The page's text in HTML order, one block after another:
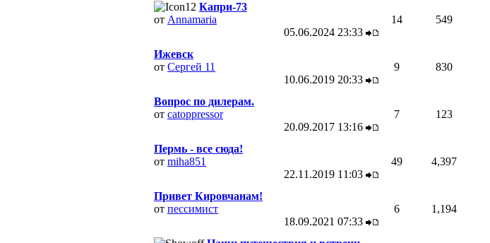
Капри-73
от Annamaria
05.06.2024 23:33
14 549
Ижевск
от Сергей 11
10.06.2019 20:33
9 830
Вопрос по дилерам.
от catoppressor
20.09.2017 13:16
7 123
Пермь - все сюда!
от miha851
22.11.2019 11:03
49 4,397
Привет Кировчанам!
от пессимист
18.09.2021 07:33
6 1,194